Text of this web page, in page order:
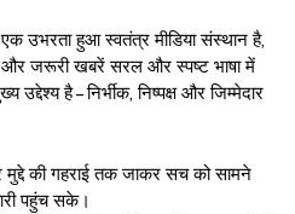
उभरता हुआ स्वतंत्र मीडिया संस्थान है,
और जरूरी खबरें सरल और स्पष्ट भाषा में
उद्देश्य है – निर्भीक, निष्पक्ष और जिम्मेदार
मुद्दे की गहराई तक जाकर सच को सामने
पहुंच सके।